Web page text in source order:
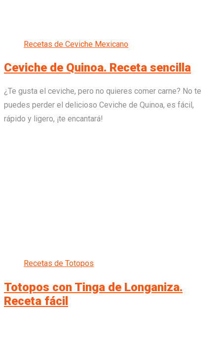
Recetas de Ceviche Mexicano
Ceviche de Quinoa. Receta sencilla
¿Te gusta el ceviche, pero no quieres comer carne? No te
puedes perder el delicioso Ceviche de Quinoa, es fácil,
rápido y ligero, ¡te encantará!
Recetas de Totopos
Totopos con Tinga de Longaniza.
Receta fácil